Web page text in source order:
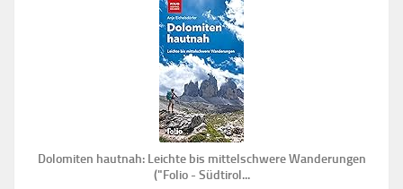
Dolomiten hautnah: Leichte bis mittelschwere Wanderungen
("Folio - Südtirol...